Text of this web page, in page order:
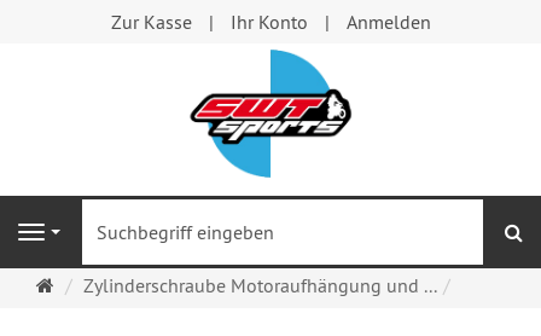
Zur Kasse Ihr Konto Anmelden
Navigation
Startseite
Zylinderschraube Motoraufhängung und ...